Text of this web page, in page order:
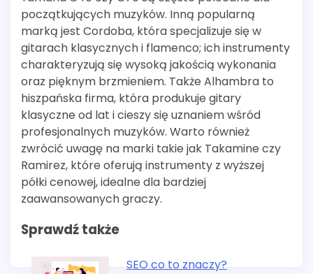
początkujących muzyków. Inną popularną
marką jest Cordoba, która specjalizuje się w
gitarach klasycznych i flamenco; ich instrumenty
charakteryzują się wysoką jakością wykonania
oraz pięknym brzmieniem. Także Alhambra to
hiszpańska firma, która produkuje gitary
klasyczne od lat i cieszy się uznaniem wśród
profesjonalnych muzyków. Warto również
zwrócić uwagę na marki takie jak Takamine czy
Ramirez, które oferują instrumenty z wyższej
półki cenowej, idealne dla bardziej
zaawansowanych graczy.
Sprawdź także
SEO co to znaczy?